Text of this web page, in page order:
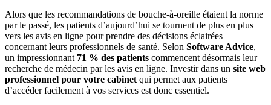
Alors que les recommandations de bouche-à-oreille étaient la norme
par le passé, les patients d’aujourd’hui se tournent de plus en plus
vers les avis en ligne pour prendre des décisions éclairées
concernant leurs professionnels de santé. Selon Software Advice,
un impressionnant 71 % des patients commencent désormais leur
recherche de médecin par les avis en ligne. Investir dans un site web
professionnel pour votre cabinetqui permet aux patients
d’accéder facilement à vos services est donc essentiel.